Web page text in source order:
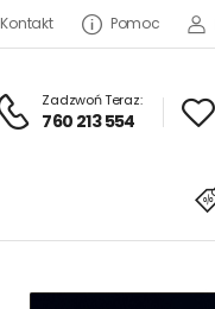
Kontakt Pomoc
Zadzwoń Teraz:
760 213 554